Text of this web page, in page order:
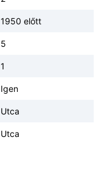
1950 előtt
5
1
Igen
Utca
Utca